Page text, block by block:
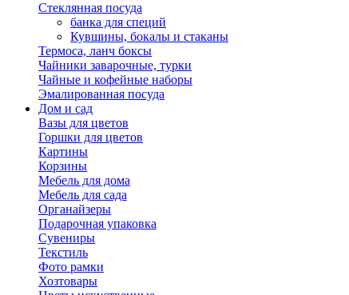
Стеклянная посуда
банка для специй
Кувшины, бокалы и стаканы
Термоса, ланч боксы
Чайники заварочные, турки
Чайные и кофейные наборы
Эмалированная посуда
Дом и сад
Вазы для цветов
Горшки для цветов
Картины
Корзины
Мебель для дома
Мебель для сада
Органайзеры
Подарочная упаковка
Сувениры
Текстиль
Фото рамки
Хозтовары